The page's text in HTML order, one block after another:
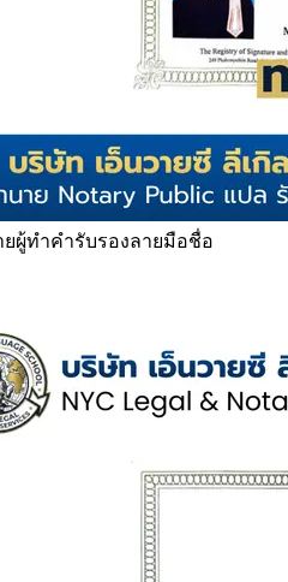
ผู้ทำคำรับรองลายมือชื่อ